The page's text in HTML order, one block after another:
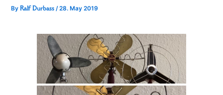
ByRalf Durbass/28. May 2019